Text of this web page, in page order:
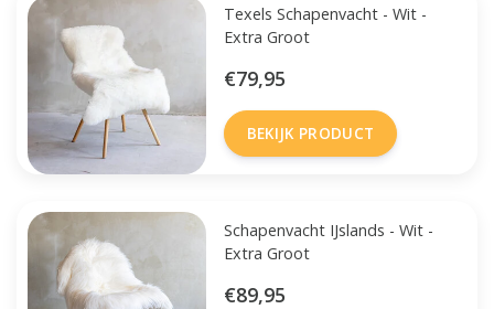
Texels Schapenvacht - Wit -
Extra Groot
€79,95
BEKIJK PRODUCT
Schapenvacht IJslands - Wit -
Extra Groot
€89,95